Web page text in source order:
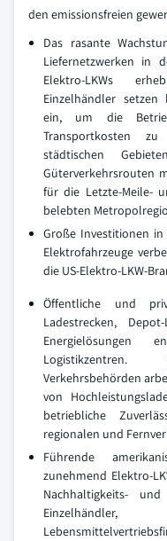
den emissionsfreien
Das rasante
Liefernetzwerken in
Elektro-LKWs
Einzelhändler setzen
ein, um die
Transportkosten
städtischen
Güterverkehrsrouten
für die Letzte-Meile-
belebten
Große Investitionen
Elektrofahrzeuge
die US-Elektro-LKW-
Öffentliche und
Ladestrecken,
Logistikzentren.
Verkehrsbehörden
von
betriebliche
regionalen und
Führende
zunehmend Elektro-
Nachhaltigkeits-
Einzelhändler,